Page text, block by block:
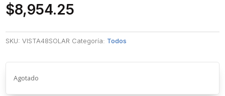
$8,954.25
SKU:VISTA48SOLAR Categoría: Todos
Agotado